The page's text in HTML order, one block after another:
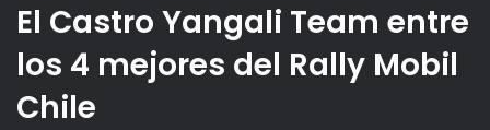
El Castro Yangali Team entre
los 4 mejores del Rally Mobil
Chile